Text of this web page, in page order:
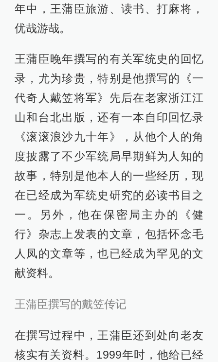
年中，王蒲臣旅游、读书、打麻将，
优哉游哉。
王蒲臣晚年撰写的有关军统史的回忆
录，尤为珍贵，特别是他撰写的《一
代奇人戴笠将军》先后在老家浙江江
山和台北出版，还有一本自印回忆录
《滚滚浪沙九十年》，从他个人的角
度披露了不少军统局早期鲜为人知的
故事，特别是他本人的一些经历，现
在已经成为军统史研究的必读书目之
一。另外，他在保密局主办的《健
行》杂志上发表的文章，包括怀念毛
人凤的文章等，也已经成为罕见的文
献资料。
王蒲臣撰写的戴笠传记
在撰写过程中，王蒲臣还到处向老友
核实有关资料。1999年时，他给已经